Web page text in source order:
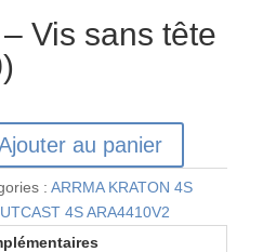
Vis sans tête
au panier
: ARRMA KRATON 4S
4S ARA4410V2